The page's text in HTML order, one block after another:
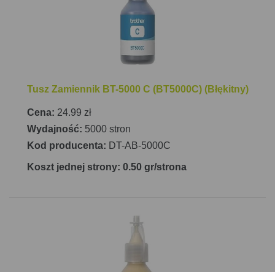
Tusz Zamiennik BT-5000 C (BT5000C) (Błękitny)
Cena: 24.99 zł
Wydajność: 5000 stron
Kod producenta: DT-AB-5000C
Koszt jednej strony: 0.50 gr/strona